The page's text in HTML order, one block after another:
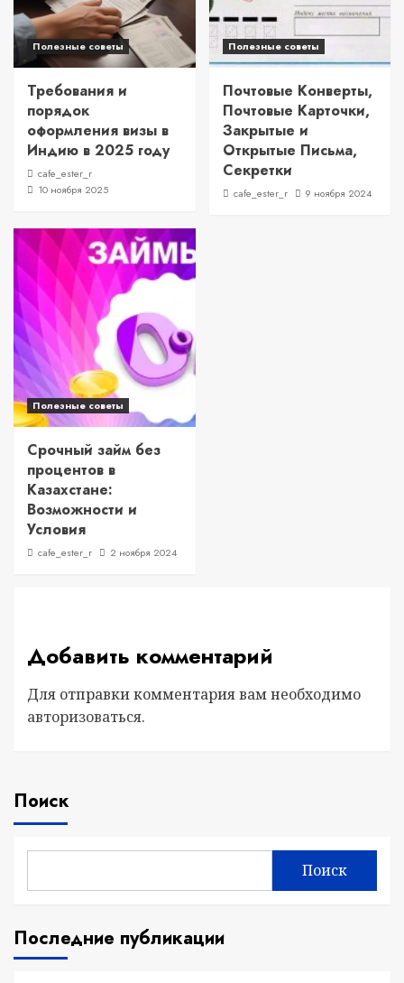
Полезные советы
Требования и
порядок
оформления визы в
Индию в 2025 году
cafe_ester_r
10 ноября 2025
Полезные советы
Почтовые Конверты,
Почтовые Карточки,
Закрытые и
Открытые Письма,
Секретки
cafe_ester_r 9 ноября 2024
Полезные советы
Срочный займ без
процентов в
Казахстане:
Возможности и
Условия
cafe_ester_r 2 ноября 2024
Добавить комментарий
Для отправки комментария вам необходимо
авторизоваться.
Поиск
Поиск
Последние публикации